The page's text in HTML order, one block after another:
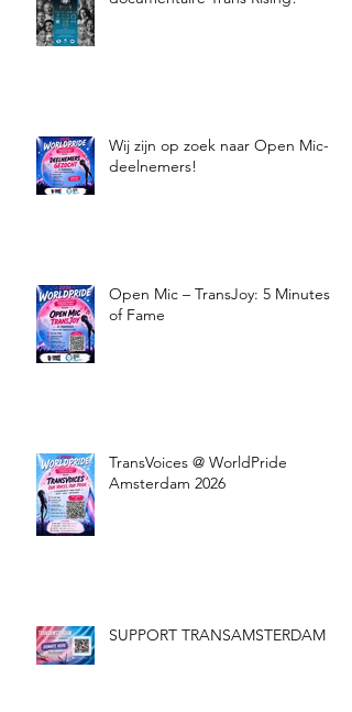
Wij zijn op zoek naar Open Mic-
deelnemers!
Open Mic – TransJoy: 5 Minutes
of Fame
TransVoices @ WorldPride
Amsterdam 2026
SUPPORT TRANSAMSTERDAM